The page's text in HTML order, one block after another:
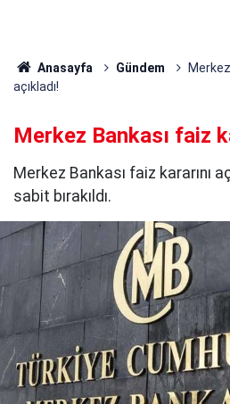
Anasayfa Gündem
açıkladı!
Merkez Bankası faiz
Merkez Bankası faiz kararını
sabit bırakıldı.